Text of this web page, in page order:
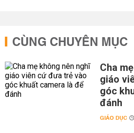
CÙNG CHUYÊN MỤC
Cha
giáo
góc
đánh
GIÁO DỤC